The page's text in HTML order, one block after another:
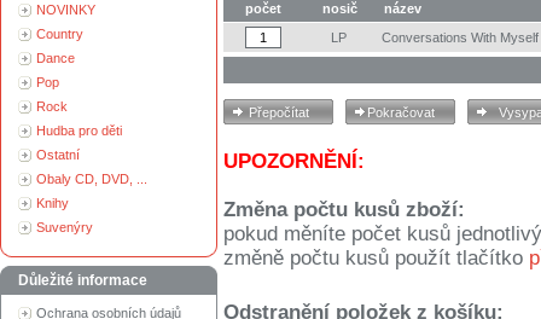
NOVINKY
Country
Dance
Pop
Rock
Hudba pro děti
Ostatní
Obaly CD, DVD, ...
Knihy
Suvenýry
Důležité informace
Ochrana osobních údajů
počet nosič
název
LP
Conversations With Myself
UPOZORNĚNÍ:
Změna počtu kusů zboží:
pokud měníte počet kusů
změně počtu kusů použít tlačítko
Odstranění položek z košíku: